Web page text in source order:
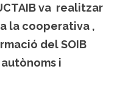
va realitzar
la cooperativa ,
del SOIB
i